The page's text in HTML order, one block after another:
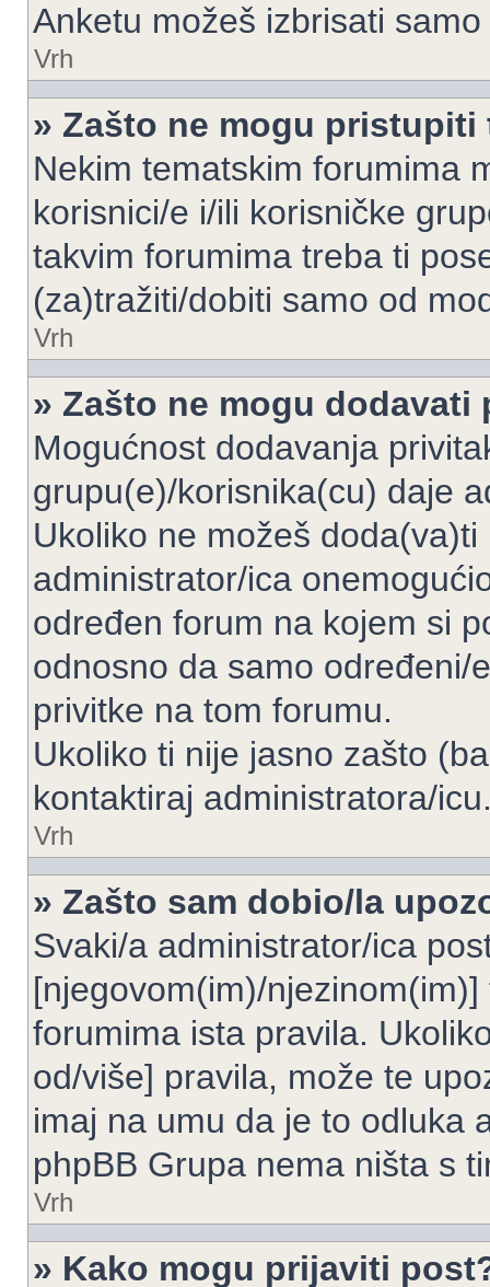
Anketu možeš izbrisati
Vrh
» Zašto ne mogu
Nekim tematskim forumima
korisnici/e i/ili korisničke
takvim forumima treba ti
(za)tražiti/dobiti samo od
Vrh
» Zašto ne mogu dodavati
Mogućnost dodavanja
grupu(e)/korisnika(cu) daje
Ukoliko ne možeš
administrator/ica
određen forum na kojem si
odnosno da samo određeni/
privitke na tom forumu.
Ukoliko ti nije jasno zašto
kontaktiraj administratora/
Vrh
» Zašto sam dobio/la
Svaki/a administrator/ica
[njegovom(im)/
forumima ista pravila.
od/više] pravila, može te
imaj na umu da je to odluka
phpBB Grupa nema ništa s
Vrh
» Kako mogu prijaviti